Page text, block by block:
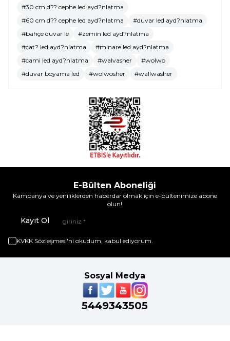
#30 cm d?? cephe led ayd?nlatma
#60 cm d?? cephe led ayd?nlatma
#duvar led ayd?nlatma
#bahçe duvar le
#zemin led ayd?nlatma
#çat? led ayd?nlatma
#minare led ayd?nlatma
#cami led ayd?nlatma
#walvasher
#wolwo
#duvar boyama led
#wolwosher #wallwasher
E-Bülten Aboneliği
Kampanya ve yeniliklerden haberdar olmak için e-bültenimize abone
olun!
Kayıt Ol
KVKK Sözleşmesi'ni okudum, kabul ediyorum.
Sosyal Medya
5449343505